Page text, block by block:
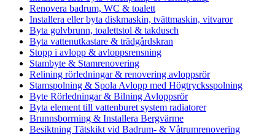
Renovera badrum, WC & toalett
Installera eller byta diskmaskin, tvättmaskin, vitvaror
Byta golvbrunn, toalettstol & takdusch
Byta vattenutkastare & trädgårdskran
Stopp i avlopp & avloppsrensning
Stambyte & Stamrenovering
Relining rörledningar & renovering avloppsrör
Stamspolning & Spola Avlopp med Högtrycksspolning
Byte Rörledningar & Bilning Avloppsrör
Byta element till vattenburet system radiatorer
Brunnsborrning & Installera Bergvärme
Besiktning Tätskikt vid Badrum- & Våtrumrenovering